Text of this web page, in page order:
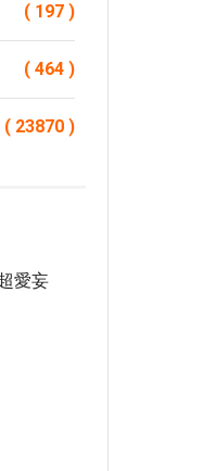
( 197 )
( 464 )
( 23870 )
愛妄